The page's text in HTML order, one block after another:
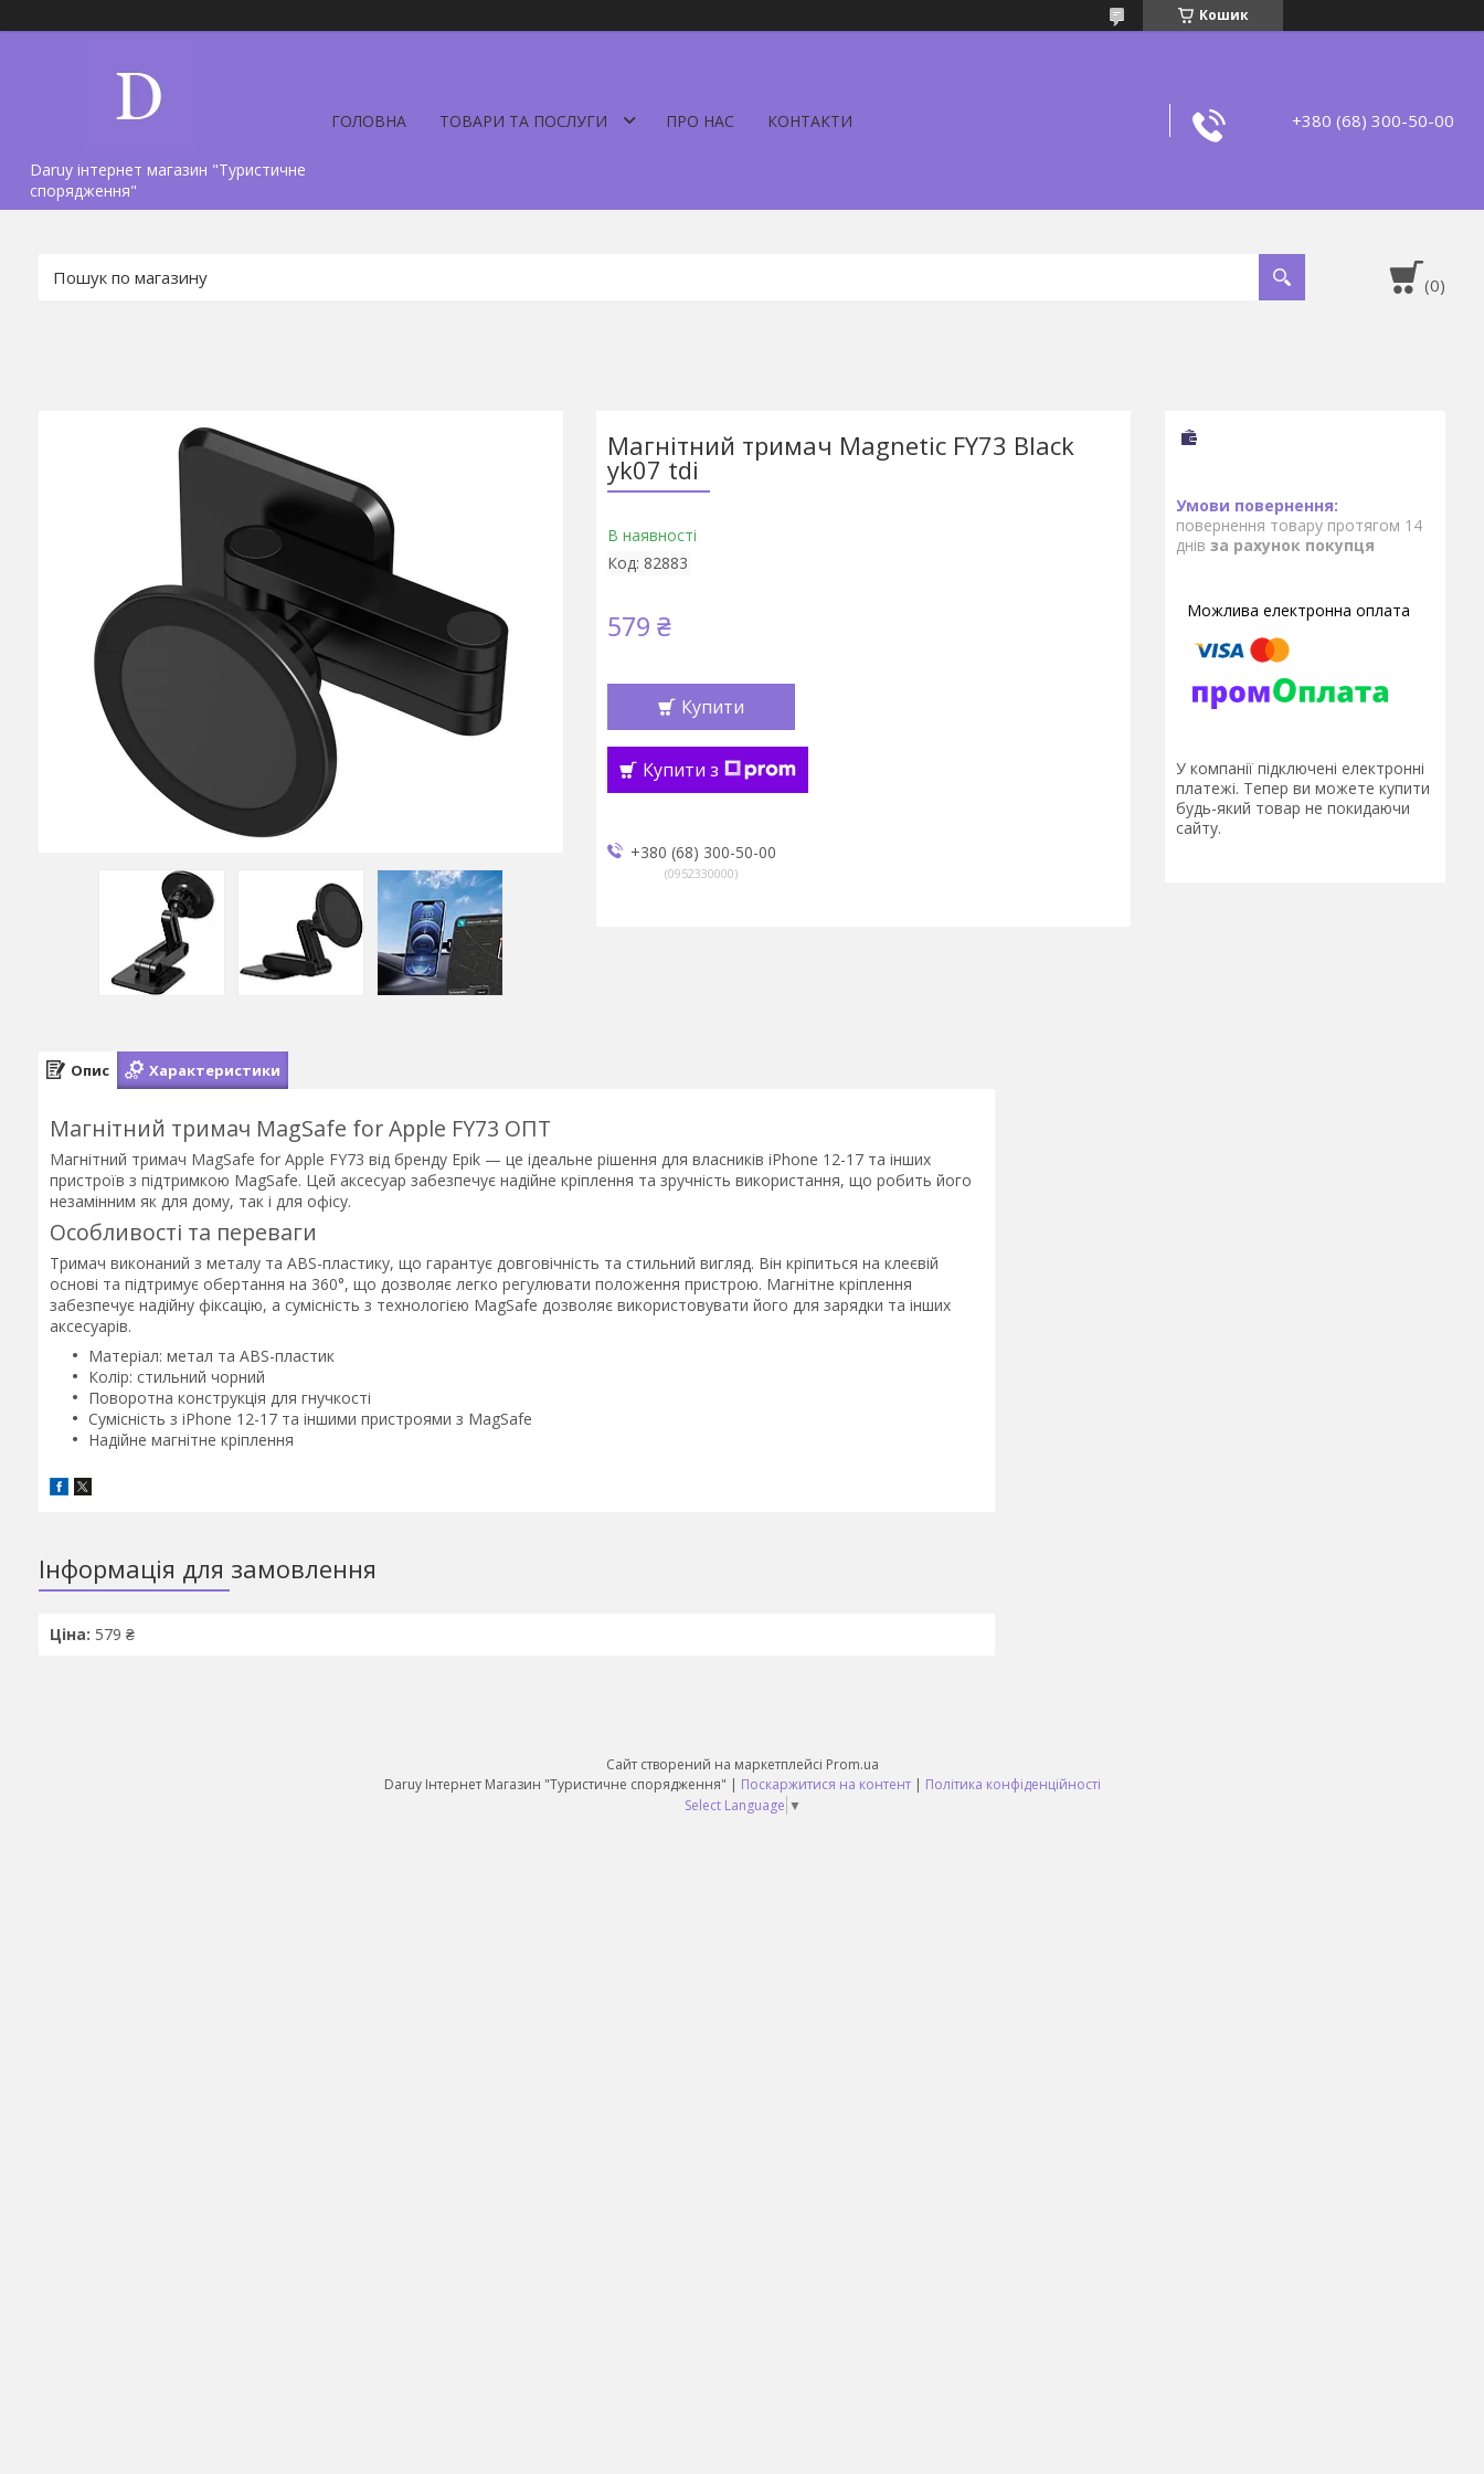
Кошик
Daruy інтернет магазин "Туристичне
спорядження"
ГОЛОВНА ТОВАРИ ТА ПОСЛУГИ ПРО НАС КОНТАКТИ +380 (68) 300-50-00
Магнітний тримач Magnetic FY73 Black
yk07 tdi
В наявності
Код: 82883
579 ₴
Купити
Купити з
+380 (68) 300-50-00
0952330000
повернення товару протягом 14
днів за рахунок покупця
У компанії підключені електронні
платежі. Тепер ви можете купити
будь-який товар не покидаючи
сайту.
Опис Характеристики
Магнітний тримач MagSafe for Apple FY73 ОПТ
Магнітний тримач MagSafe for Apple FY73 від бренду Epik — це ідеальне рішення для власників iPhone 12-17 та інших
пристроїв з підтримкою MagSafe. Цей аксесуар забезпечує надійне кріплення та зручність використання, що робить його
незамінним як для дому, так і для офісу.
Особливості та переваги
Тримач виконаний з металу та ABS-пластику, що гарантує довговічність та стильний вигляд. Він кріпиться на клеєвій
основі та підтримує обертання на 360°, що дозволяє легко регулювати положення пристрою. Магнітне кріплення
забезпечує надійну фіксацію, а сумісність з технологією MagSafe дозволяє використовувати його для зарядки та інших
аксесуарів.
Матеріал: метал та ABS-пластик
Колір: стильний чорний
Поворотна конструкція для гнучкості
Сумісність з iPhone 12-17 та іншими пристроями з MagSafe
Надійне магнітне кріплення
Інформація для замовлення
Ціна: 579 ₴
Сайт створений на маркетплейсі Prom.ua
Daruy Інтернет Магазин "Туристичне спорядження" | Поскаржитися на контент | Політика конфіденційності
Select Language ▼